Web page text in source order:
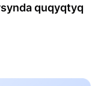
quqyqtyq
Qonaev